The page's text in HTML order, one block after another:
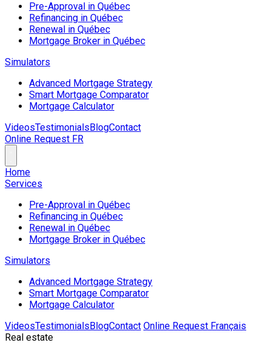
Pre-Approval in Québec
Refinancing in Québec
Renewal in Québec
Mortgage Broker in Québec
Simulators
Advanced Mortgage Strategy
Smart Mortgage Comparator
Mortgage Calculator
VideosTestimonialsBlogContact
Online Request FR
Home
Services
Pre-Approval in Québec
Refinancing in Québec
Renewal in Québec
Mortgage Broker in Québec
Simulators
Advanced Mortgage Strategy
Smart Mortgage Comparator
Mortgage Calculator
VideosTestimonialsBlogContact Online Request Français
Real estate